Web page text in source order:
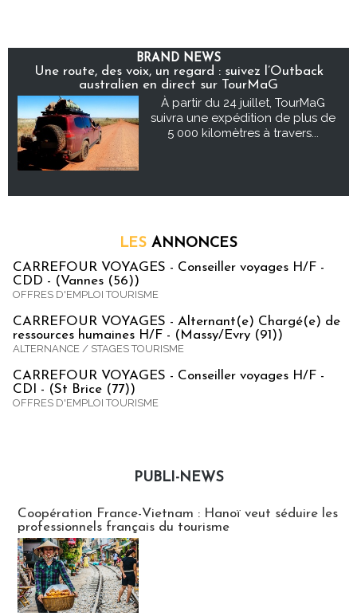
BRAND NEWS
Une route, des voix, un regard : suivez l’Outback
australien en direct sur TourMaG
À partir du 24 juillet, TourMaG
suivra une expédition de plus de
5 000 kilomètres à travers...
LES ANNONCES
CARREFOUR VOYAGES - Conseiller voyages H/F -
CDD - (Vannes (56))
OFFRES D'EMPLOI TOURISME
CARREFOUR VOYAGES - Alternant(e) Chargé(e) de
ressources humaines H/F - (Massy/Evry (91))
ALTERNANCE / STAGES TOURISME
CARREFOUR VOYAGES - Conseiller voyages H/F -
CDI - (St Brice (77))
OFFRES D'EMPLOI TOURISME
PUBLI-NEWS
Coopération France-Vietnam : Hanoï veut séduire les
professionnels français du tourisme